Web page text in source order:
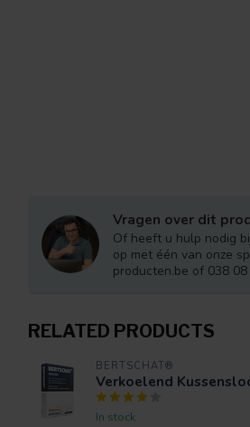
Vragen over dit
Of heeft u hulp nodig
op met één van onze
producten.be of 038
RELATED PRODUCTS
BERTSCHAT®
Verkoelend
In stock